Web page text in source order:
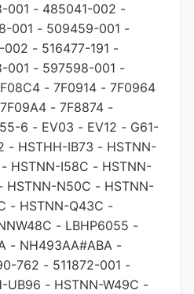
001 - 485041-002 -
001 - 509459-001 -
002 - 516477-191 -
001 - 597598-001 -
- 7F0914 - 7F0964
7F09A4 - 7F8874 -
6 - EV03 - EV12 - G61-
- HSTHH-IB73 - HSTNN-
- HSTNN-I58C - HSTNN-
HSTNN-N50C - HSTNN-
- HSTNN-Q43C -
- LBHP6055 -
- NH493AA#ABA -
762 - 511872-001 -
UB96 - HSTNN-W49C -